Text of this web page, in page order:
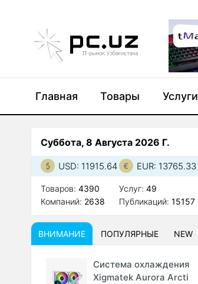
Главная Товары Услуги
Суббота, 8 Августа 2026 Г.
USD: 11915.64 EUR: 13765.33
Товаров: 4390
Компаний: 2638
Услуг:49
Публикаций:15157
ВНИМАНИЕ ПОПУЛЯРНЫЕ NEW
Система охлаждения
Xigmatek Aurora Arcti